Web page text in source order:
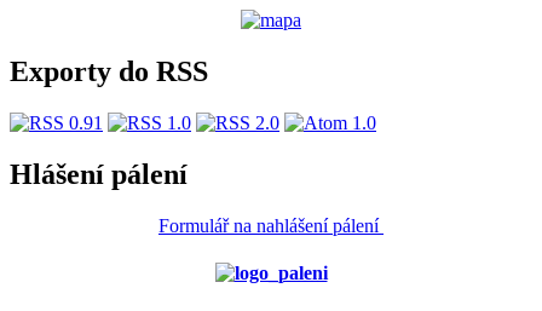
Exporty do RSS
Hlášení pálení
Formulář na nahlášení pálení